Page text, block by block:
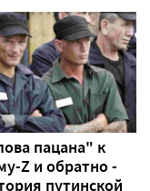
пацана" к
Z и обратно -
путинской